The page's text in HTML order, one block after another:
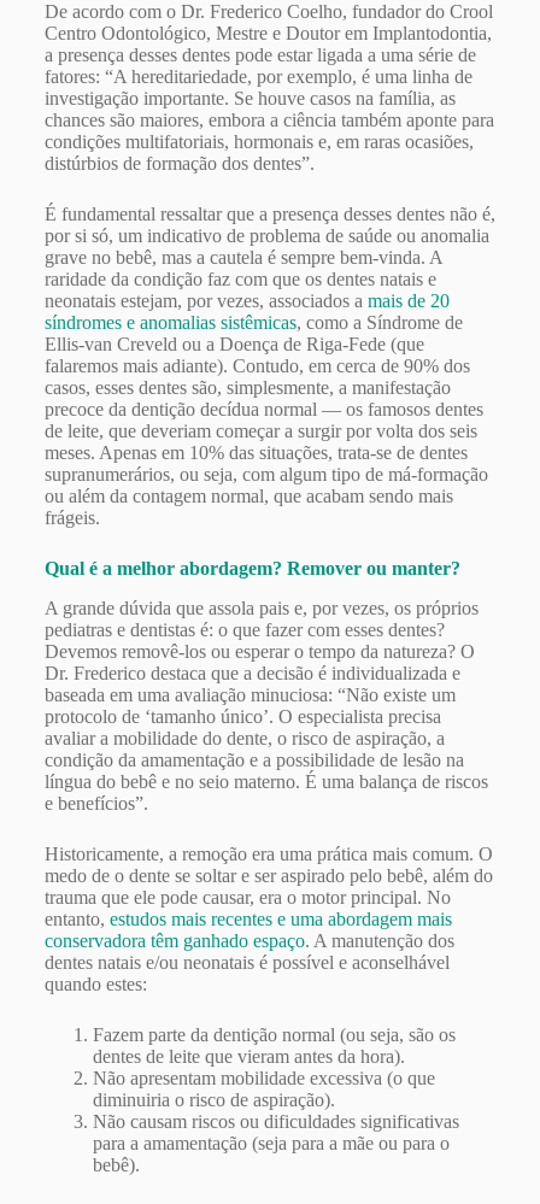
De acordo com o Dr. Frederico Coelho, fundador do Crool
Centro Odontológico, Mestre e Doutor em Implantodontia,
a presença desses dentes pode estar ligada a uma série de
fatores: “A hereditariedade, por exemplo, é uma linha de
investigação importante. Se houve casos na família, as
chances são maiores, embora a ciência também aponte para
condições multifatoriais, hormonais e, em raras ocasiões,
distúrbios de formação dos dentes”.
É fundamental ressaltar que a presença desses dentes não é,
por si só, um indicativo de problema de saúde ou anomalia
grave no bebê, mas a cautela é sempre bem-vinda. A
raridade da condição faz com que os dentes natais e
neonatais estejam, por vezes, associados a mais de 20
síndromes e anomalias sistêmicas, como a Síndrome de
Ellis-van Creveld ou a Doença de Riga-Fede (que
falaremos mais adiante). Contudo, em cerca de 90% dos
casos, esses dentes são, simplesmente, a manifestação
precoce da dentição decídua normal — os famosos dentes
de leite, que deveriam começar a surgir por volta dos seis
meses. Apenas em 10% das situações, trata-se de dentes
supranumerários, ou seja, com algum tipo de má-formação
ou além da contagem normal, que acabam sendo mais
frágeis.
Qual é a melhor abordagem? Remover ou manter?
A grande dúvida que assola pais e, por vezes, os próprios
pediatras e dentistas é: o que fazer com esses dentes?
Devemos removê-los ou esperar o tempo da natureza? O
Dr. Frederico destaca que a decisão é individualizada e
baseada em uma avaliação minuciosa: “Não existe um
protocolo de ‘tamanho único’. O especialista precisa
avaliar a mobilidade do dente, o risco de aspiração, a
condição da amamentação e a possibilidade de lesão na
língua do bebê e no seio materno. É uma balança de riscos
e benefícios”.
Historicamente, a remoção era uma prática mais comum. O
medo de o dente se soltar e ser aspirado pelo bebê, além do
trauma que ele pode causar, era o motor principal. No
entanto, estudos mais recentes e uma abordagem mais
conservadora têm ganhado espaço. A manutenção dos
dentes natais e/ou neonatais é possível e aconselhável
quando estes:
Fazem parte da dentição normal (ou seja, são os
dentes de leite que vieram antes da hora).
Não apresentam mobilidade excessiva (o que
diminuiria o risco de aspiração).
Não causam riscos ou dificuldades significativas
para a amamentação (seja para a mãe ou para o
bebê).